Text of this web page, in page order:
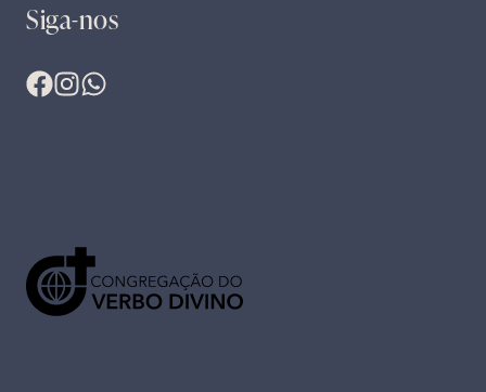
Siga-nos